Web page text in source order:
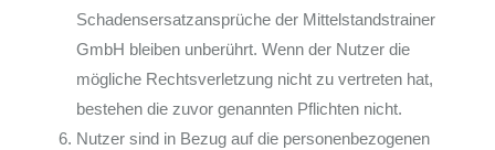
Schadensersatzansprüche der Mittelstandstrainer
GmbH bleiben unberührt. Wenn der Nutzer die
mögliche Rechtsverletzung nicht zu vertreten hat,
bestehen die zuvor genannten Pflichten nicht.
Nutzer sind in Bezug auf die personenbezogenen